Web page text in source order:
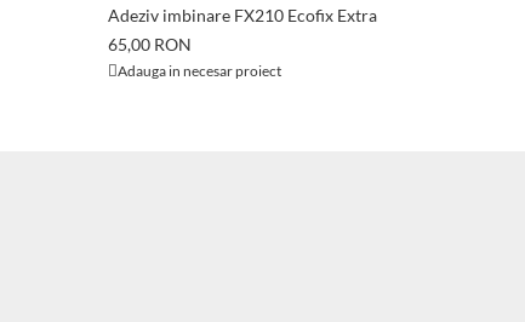
Adeziv imbinare FX210 Ecofix Extra
65,00 RON
Adauga in necesar proiect